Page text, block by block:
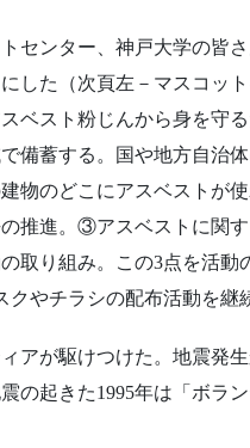
センター、神戸大学の皆
した（次頁左－マスコッ
ベスト粉じんから身を守
備蓄する。国や地方自治
物のどこにアスベストが
推進。③アスベストに関
取り組み。この3点を活動
やチラシの配布活動を継
アが駆けつけた。地震発
の起きた1995年は「ボラ